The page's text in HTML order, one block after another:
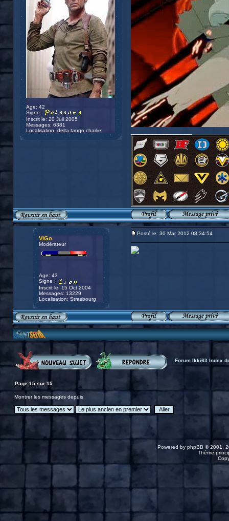
Age: 42
Signe :
Inscrit le: 20 Juil 2005
Messages: 6381
Localisation: delta tango charlie
ViGo
Modérateur
Age: 43
Signe :
Inscrit le: 15 Oct 2004
Messages: 13229
Localisation: Strasbourg
Posté le: 30 Mar 2012 08:34:54
Forum Ikki63 Index
Page 15sur 15
Montrer les messages depuis:
Powered by phpBB © 2001,
Thème